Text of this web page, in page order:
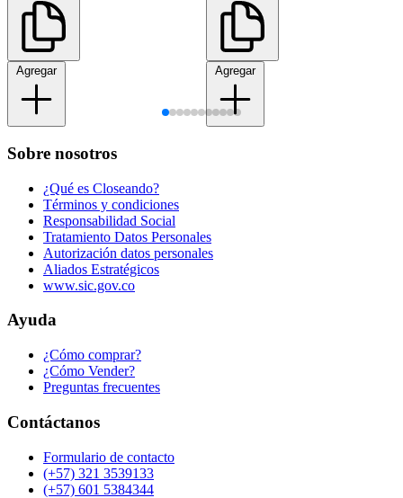
Agregar Agregar
Sobre nosotros
¿Qué es Closeando?
Términos y condiciones
Responsabilidad Social
Tratamiento Datos Personales
Autorización datos personales
Aliados Estratégicos
www.sic.gov.co
Ayuda
¿Cómo comprar?
¿Cómo Vender?
Preguntas frecuentes
Contáctanos
Formulario de contacto
(+57) 321 3539133
(+57) 601 5384344